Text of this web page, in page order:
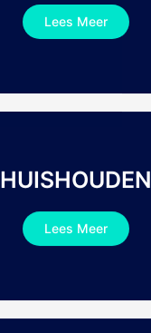
Lees Meer
HUISHOUDEN
Lees Meer